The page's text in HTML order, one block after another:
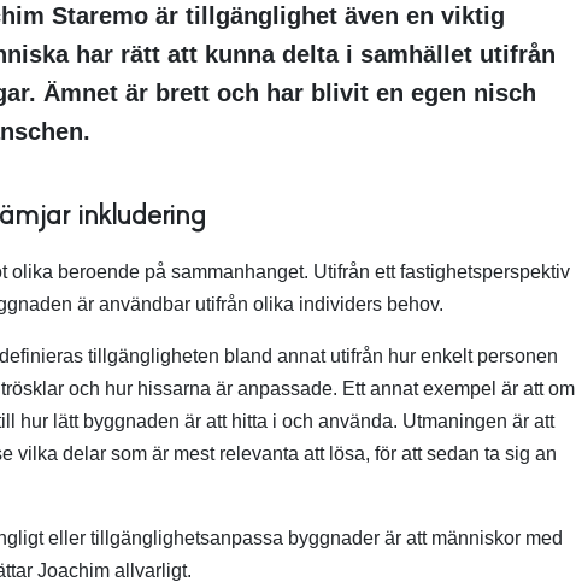
Staremo är tillgänglighet även en viktig
har rätt att kunna delta i samhället utifrån
Ämnet är brett och har blivit en egen nisch
inkludering
olika beroende på sammanhanget. Utifrån ett fastighetsperspektiv
är användbar utifrån olika individers behov.
tillgängligheten bland annat utifrån hur enkelt personen
och hur hissarna är anpassade. Ett annat exempel är att om
hur lätt byggnaden är att hitta i och använda. Utmaningen är att
vilka delar som är mest relevanta att lösa, för att sedan ta sig an
eller tillgänglighetsanpassa byggnader är att människor med
Joachim allvarligt.